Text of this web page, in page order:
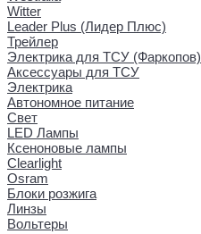
Witter
Leader Plus (Лидер Плюс)
Трейлер
Электрика для ТСУ (Фаркопов)
Аксессуары для ТСУ
Электрика
Автономное питание
Свет
LED Лампы
Ксеноновые лампы
Clearlight
Osram
Блоки розжига
Линзы
Вольтеры